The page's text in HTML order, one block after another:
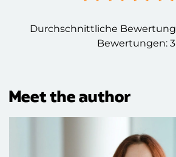
Durchschnittliche Bewertung
Bewertungen: 3
Meet the author